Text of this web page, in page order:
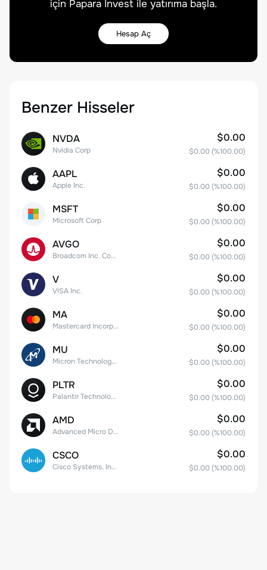
için Papara Invest ile yatırıma başla.
Hesap Aç
Benzer Hisseler
NVDA
Nvidia Corp
$0.00
$0.00 (%100.00)
AAPL
Apple Inc.
$0.00
$0.00 (%100.00)
MSFT
Microsoft Corp
$0.00
$0.00 (%100.00)
AVGO
Broadcom Inc. Common Stock
$0.00
$0.00 (%100.00)
V
VISA Inc.
$0.00
$0.00 (%100.00)
MA
Mastercard Incorporated
$0.00
$0.00 (%100.00)
MU
Micron Technology, Inc.
$0.00
$0.00 (%100.00)
PLTR
Palantir Technologies Inc. Class A Common Stock
$0.00
$0.00 (%100.00)
AMD
Advanced Micro Devices
$0.00
$0.00 (%100.00)
CSCO
Cisco Systems, Inc. Common Stock (DE)
$0.00
$0.00 (%100.00)